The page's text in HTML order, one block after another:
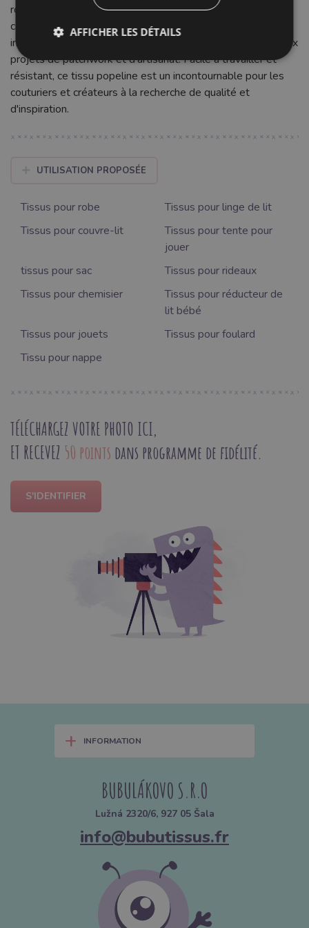
robes d'été, jupes, ou encore des articles pour enfants. Il
convient également aux accessoires, à la décoration
intérieure légère comme les coussins ou rideaux, ainsi qu'aux
projets de patchwork et d'artisanat. Facile à travailler et
résistant, ce tissu popeline est un incontournable pour les
couturiers et créateurs à la recherche de qualité et
d'inspiration.
UTILISATION PROPOSÉE
Tissus pour robe
Tissus pour linge de lit
Tissus pour couvre-lit
Tissus pour tente pour
jouer
tissus pour sac
Tissus pour rideaux
Tissus pour chemisier
Tissus pour réducteur de
lit bébé
Tissus pour jouets
Tissus pour foulard
Tissu pour nappe
TÉLÉCHARGEZ VOTRE PHOTO ICI,
ET RECEVEZ 50 points dans programme de fidélité.
S'IDENTIFIER
+ INFORMATION
BUBULÁKOVO S.R.O
Lužná 2320/6, 927 05 Šala
info@bubutissus.fr
AFFICHER LES DÉTAILS